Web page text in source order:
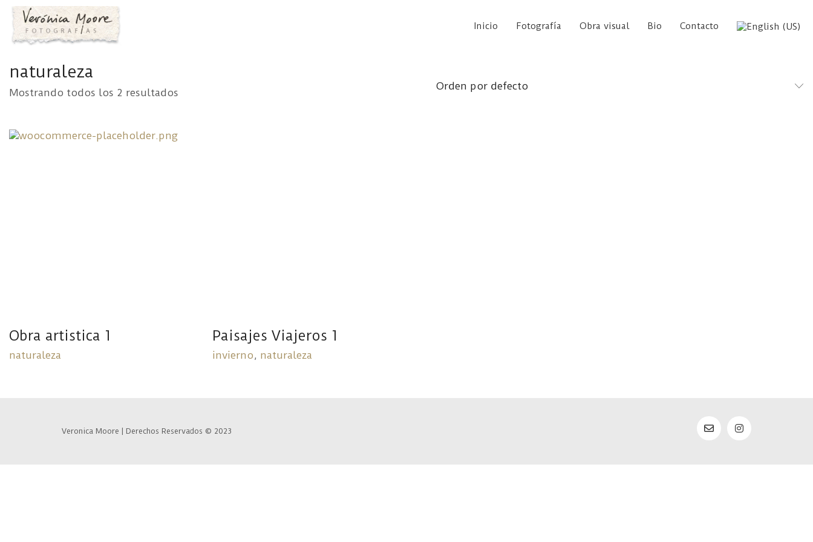
Inicio Fotografía Obra visual Bio Contacto
naturaleza
Mostrando todos los 2 resultados
Orden por defecto
Obra artistica 1
naturaleza
Paisajes Viajeros 1
invierno, naturaleza
Veronica Moore | Derechos Reservados © 2023